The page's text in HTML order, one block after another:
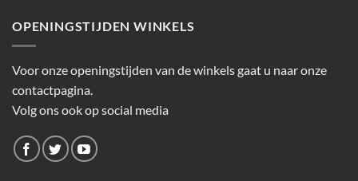
OPENINGSTIJDEN WINKELS
Voor onze openingstijden van de winkels gaat u naar onze
contactpagina.
Volg ons ook op social media